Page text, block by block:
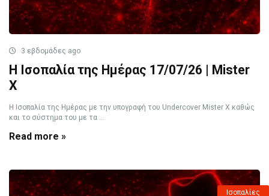
3 εβδομάδες ago
Η Ισοπαλία της Ημέρας 17/07/26 | Mister
X
Η Ισοπαλία της Ημέρας με την υπογραφή του Undercover Mister X καθώς
και το σύστημα του με τα ...
Read more »
Ισοπαλίες